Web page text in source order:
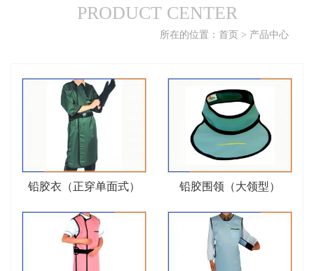
PRODUCT CENTER
所在的位置：首页 > 产品中心
铅胶衣（正穿单面式） 铅胶围领（大领型）